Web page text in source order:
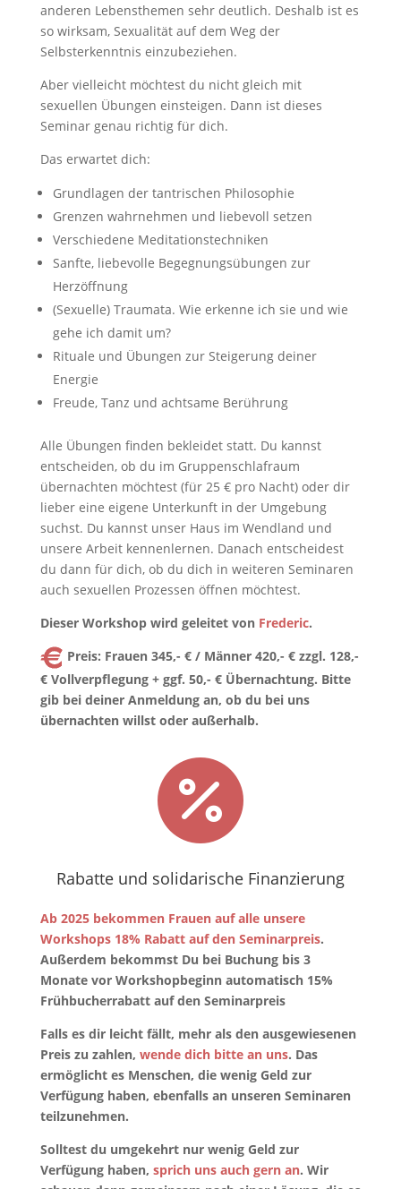
anderen Lebensthemen sehr deutlich. Deshalb ist es
so wirksam, Sexualität auf dem Weg der
Selbsterkenntnis einzubeziehen.
Aber vielleicht möchtest du nicht gleich mit
sexuellen Übungen einsteigen. Dann ist dieses
Seminar genau richtig für dich.
Das erwartet dich:
Grundlagen der tantrischen Philosophie
Grenzen wahrnehmen und liebevoll setzen
Verschiedene Meditationstechniken
Sanfte, liebevolle Begegnungsübungen zur
Herzöffnung
(Sexuelle) Traumata. Wie erkenne ich sie und wie
gehe ich damit um?
Rituale und Übungen zur Steigerung deiner
Energie
Freude, Tanz und achtsame Berührung
Alle Übungen finden bekleidet statt. Du kannst
entscheiden, ob du im Gruppenschlafraum
übernachten möchtest (für 25 € pro Nacht) oder dir
lieber eine eigene Unterkunft in der Umgebung
suchst. Du kannst unser Haus im Wendland und
unsere Arbeit kennenlernen. Danach entscheidest
du dann für dich, ob du dich in weiteren Seminaren
auch sexuellen Prozessen öffnen möchtest.
Dieser Workshop wird geleitet von Frederic.
Preis: Frauen 345,- € / Männer 420,- € zzgl. 128,-
€ Vollverpflegung + ggf. 50,- € Übernachtung. Bitte
gib bei deiner Anmeldung an, ob du bei uns
übernachten willst oder außerhalb.

Rabatte und solidarische Finanzierung
Ab 2025 bekommen Frauen auf alle unsere
Workshops 18% Rabatt auf den Seminarpreis.
Außerdem bekommst Du bei Buchung bis 3
Monate vor Workshopbeginn automatisch 15%
Frühbucherrabatt auf den Seminarpreis
Falls es dir leicht fällt, mehr als den ausgewiesenen
Preis zu zahlen, wende dich bitte an uns. Das
ermöglicht es Menschen, die wenig Geld zur
Verfügung haben, ebenfalls an unseren Seminaren
teilzunehmen.
Solltest du umgekehrt nur wenig Geld zur
Verfügung haben, sprich uns auch gern an. Wir